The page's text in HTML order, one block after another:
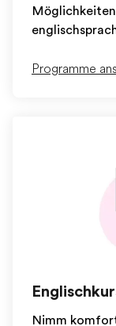
Programme
Nimm